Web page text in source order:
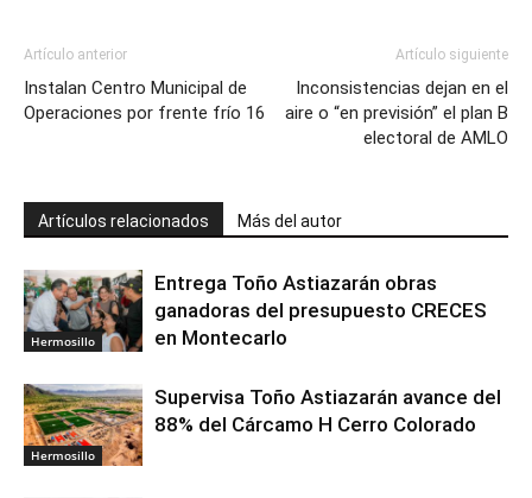
Artículo anterior
Instalan Centro Municipal de
Operaciones por frente frío 16
Artículo siguiente
Inconsistencias dejan en el
aire o “en previsión” el plan B
electoral de AMLO
Artículos relacionados Más del autor
Hermosillo
Entrega Toño Astiazarán obras
ganadoras del presupuesto CRECES
en Montecarlo
Hermosillo
Supervisa Toño Astiazarán avance del
88% del Cárcamo H Cerro Colorado